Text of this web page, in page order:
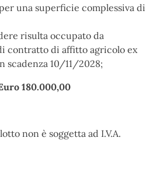
una superficie complessiva di
risulta occupato da
contratto di affitto agricolo ex
scadenza 10/11/2028;
180.000,00
non è soggetta ad I.V.A.